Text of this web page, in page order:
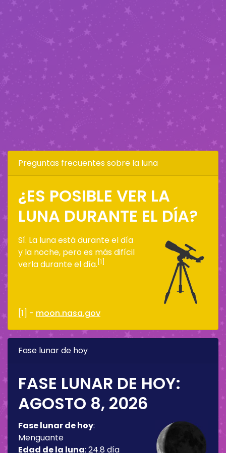
Preguntas frecuentes sobre la luna
¿ES POSIBLE VER LA
LUNA DURANTE EL DÍA?
Sí. La luna está durante el día
y la noche, pero es más difícil
verla durante el día. [1]
[1] - moon.nasa.gov
Fase lunar de hoy
FASE LUNAR DE HOY:
AGOSTO 8, 2026
Fase lunar de hoy:
Menguante
Edad de la luna: 24.8 día